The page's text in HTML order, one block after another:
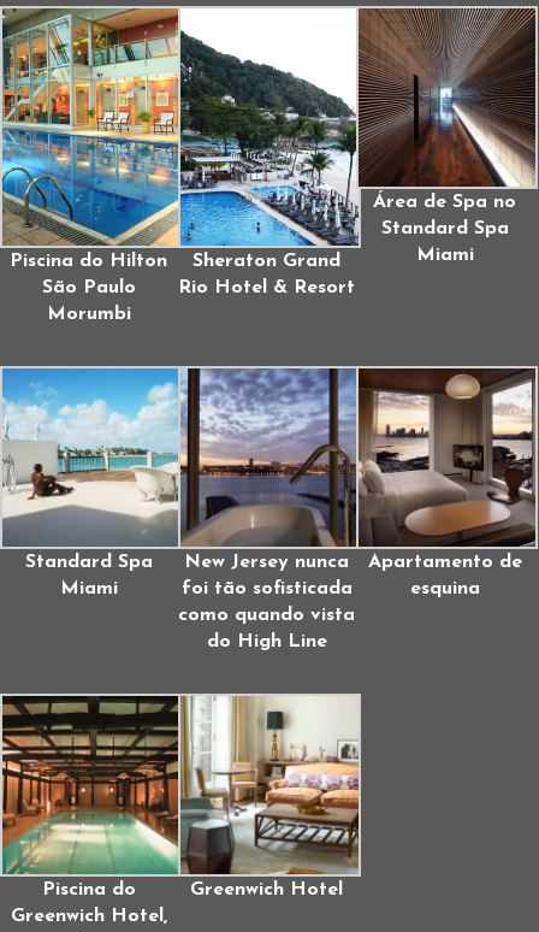
Piscina do Hilton
São Paulo
Morumbi
Sheraton Grand
Rio Hotel & Resort
Área de Spa no
Standard Spa
Miami
Standard Spa
Miami
New Jersey nunca
foi tão sofisticada
como quando vista
do High Line
Apartamento de
esquina
Piscina do
Greenwich Hotel,
Greenwich Hotel